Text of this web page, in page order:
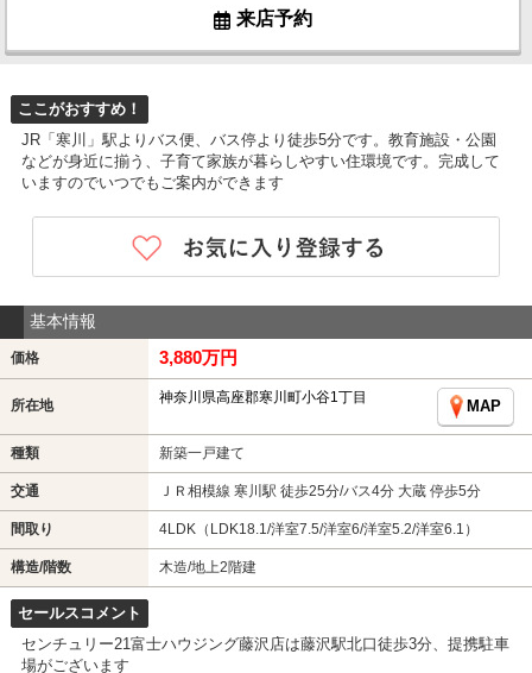
来店予約
ここがおすすめ！
JR「寒川」駅よりバス便、バス停より徒歩5分です。教育施設・公園
などが身近に揃う、子育て家族が暮らしやすい住環境です。完成して
いますのでいつでもご案内ができます
基本情報
価格 3,880万円
所在地 神奈川県高座郡寒川町小谷1丁目
MAP
種類 新築一戸建て
交通 ＪＲ相模線 寒川駅 徒歩25分/バス4分 大蔵 停歩5分
間取り 4LDK（LDK18.1/洋室7.5/洋室6/洋室5.2/洋室6.1）
構造/階数 木造/地上2階建
セールスコメント
センチュリー21富士ハウジング藤沢店は藤沢駅北口徒歩3分、提携駐車
場がございます